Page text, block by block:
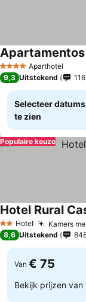
4 SterrenAparthotel
Apartamentos
9,3 Uitstekend 116
Selecteer
te zien
Populaire keuze
2 Sterren
Hotel Kamers
Hotel Rural
8,6 Uitstekend
Van € 75
Bekijk prijzen van